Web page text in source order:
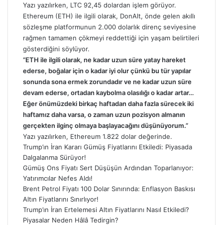
Yazı yazılırken, LTC 92,45 dolardan işlem görüyor.
Ethereum (ETH) ile ilgili olarak, DonAlt, önde gelen akıllı
sözleşme platformunun 2.000 dolarlık direnç seviyesine
rağmen tamamen çökmeyi reddettiği için yaşam belirtileri
gösterdiğini söylüyor.
“ETH ile ilgili olarak, ne kadar uzun süre yatay hareket
ederse, boğalar için o kadar iyi olur çünkü bu tür yapılar
sonunda sona ermek zorundadır ve ne kadar uzun süre
devam ederse, ortadan kaybolma olasılığı o kadar artar…
Eğer önümüzdeki birkaç haftadan daha fazla sürecek iki
haftamız daha varsa, o zaman uzun pozisyon almanın
gerçekten ilginç olmaya başlayacağını düşünüyorum.”
Yazı yazılırken, Ethereum 1.822 dolar değerinde.
Trump’ın İran Kararı Gümüş Fiyatlarını Etkiledi: Piyasada
Dalgalanma Sürüyor!
Gümüş Ons Fiyatı Sert Düşüşün Ardından Toparlanıyor:
Yatırımcılar Nefes Aldı!
Brent Petrol Fiyatı 100 Dolar Sınırında: Enflasyon Baskısı
Altın Fiyatlarını Sınırlıyor!
Trump’ın İran Ertelemesi Altın Fiyatlarını Nasıl Etkiledi?
Piyasalar Neden Hâlâ Tedirgin?